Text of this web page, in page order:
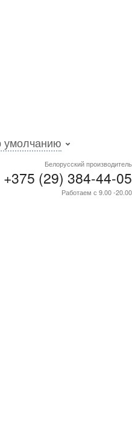
Белорусский производитель
+375 (29) 384-44-05
Работаем с 9.00 -20.00
умолчанию